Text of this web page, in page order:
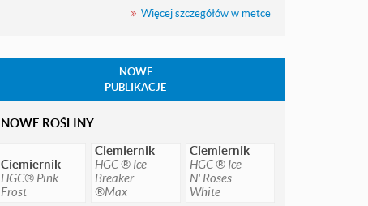
Więcej szczegółów w metce
NOWE
PUBLIKACJE
NOWE ROŚLINY
Ciemiernik
HGC® Pink
Frost
Ciemiernik
HGC ® Ice
Breaker
®Max
Ciemiernik
HGC ® Ice
N' Roses
White